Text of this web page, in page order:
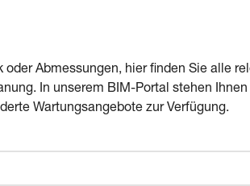
Abmessungen, hier finden Sie alle
In unserem BIM-Portal stehen Ihnen
Wartungsangebote zur Verfügung.